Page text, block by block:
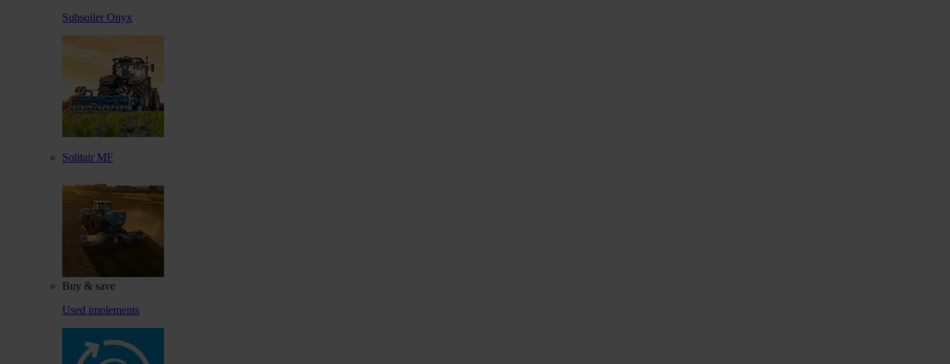
Subsoiler Onyx
Solitair MF
Buy & save
Used implements